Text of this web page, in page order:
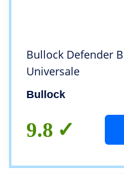
Bullock Defender
Universale
Bullock
9.8